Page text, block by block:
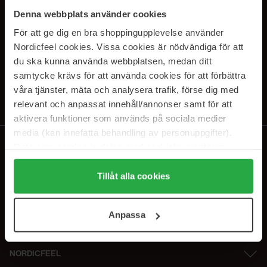
Denna webbplats använder cookies
För att ge dig en bra shoppingupplevelse använder
Nordicfeel cookies. Vissa cookies är nödvändiga för att
du ska kunna använda webbplatsen, medan ditt
samtycke krävs för att använda cookies för att förbättra
våra tjänster, mäta och analysera trafik, förse dig med
relevant och anpassat innehåll/annonser samt för att
aktivera funktioner som används på sociala medier
media (kan innefatta behandling av personuppgifter).
Genom att trycka på "Tillåt alla cookies" accepterar du
alla cookies, medan du under "Detaljer" kan anpassa
användningen av cookies. Du kan när som helst återkalla
samt vår Integritetspolicy.
Tillåt alla cookies
Anpassa
SUBSCRIBE TO OUR
NEWSLETTER
Ved å abonnere godtar du vårpersonvernerklæring. Du kan melde deg
av når som helst.
NORDICFEEL